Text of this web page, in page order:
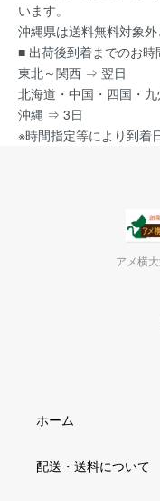
います。
沖縄県は送料無料対象外
■ 出荷後到着までのお時
東北～関西 ⇒ 翌日
北海道・中国・四国・
沖縄 ⇒ 3日
※時間指定等により到着
アメ横
ホーム
配送・送料について